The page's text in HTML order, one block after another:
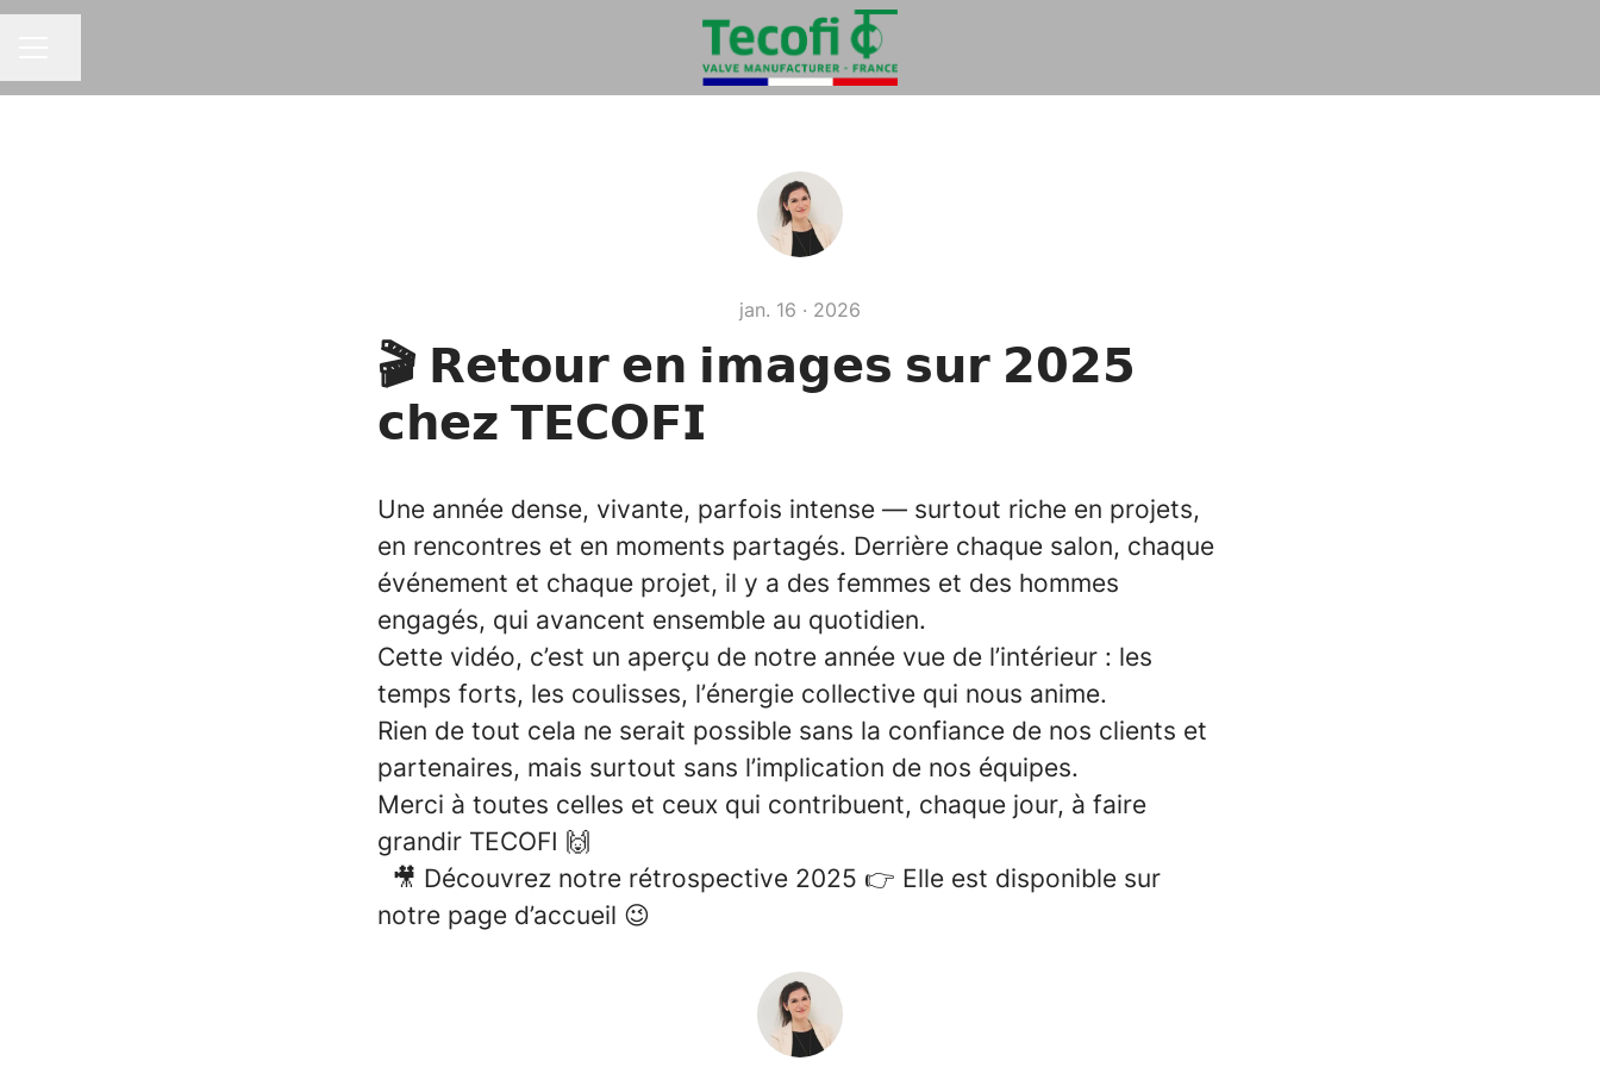
jan. 16 · 2026
🎬 𝗥𝗲𝘁𝗼𝘂𝗿 𝗲𝗻 𝗶𝗺𝗮𝗴𝗲𝘀 𝘀𝘂𝗿 𝟮𝟬𝟮𝟱
𝗰𝗵𝗲𝘇 𝗧𝗘𝗖𝗢𝗙𝗜
Une année dense, vivante, parfois intense — surtout riche en projets,
en rencontres et en moments partagés. Derrière chaque salon, chaque
événement et chaque projet, il y a des femmes et des hommes
engagés, qui avancent ensemble au quotidien.
Cette vidéo, c’est un aperçu de notre année vue de l’intérieur : les
temps forts, les coulisses, l’énergie collective qui nous anime.
Rien de tout cela ne serait possible sans la confiance de nos clients et
partenaires, mais surtout sans l’implication de nos équipes.
Merci à toutes celles et ceux qui contribuent, chaque jour, à faire
grandir TECOFI 🙌
🎥 Découvrez notre rétrospective 2025 👉 Elle est disponible sur
notre page d’accueil 😉